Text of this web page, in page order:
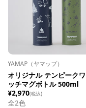
YAMAP（ヤマップ）
オリジナル テンピーク
ッチマグボトル 500ml
¥2,970(税込)
全2色